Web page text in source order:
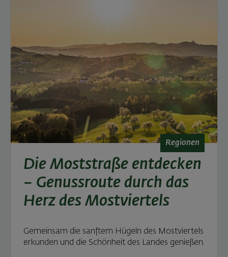
Regionen
Die Moststraße entdecken
– Genussroute durch das
Herz des Mostviertels
Gemeinsam die sanftem Hügeln des Mostviertels
erkunden und die Schönheit des Landes genießen.